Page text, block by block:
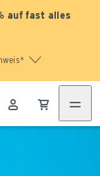
auf fast alles